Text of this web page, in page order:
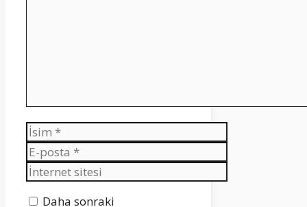
İsim
E-
posta
İnternet
sitesi
Daha sonraki